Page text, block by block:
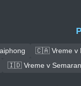
🇨🇦 Vreme v
🇮🇩 Vreme v